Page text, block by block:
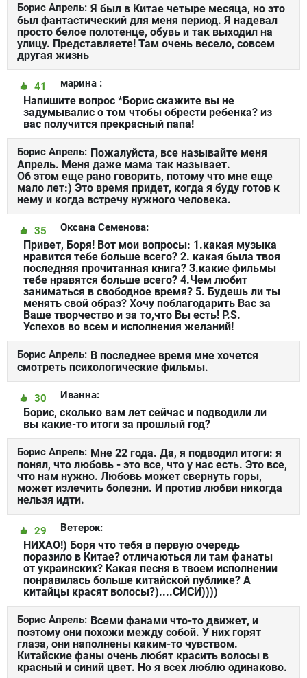
Борис Апрель: Я был в Китае четыре месяца, но это
был фантастический для меня период. Я надевал
просто белое полотенце, обувь и так выходил на
улицу. Представляете! Там очень весело, совсем
другая жизнь
марина :
41
Напишите вопрос *Борис скажите вы не
задумывалис о том чтобы обрести ребенка? из
вас получится прекрасный папа!
Борис Апрель: Пожалуйста, все называйте меня
Апрель. Меня даже мама так называет.
Об этом еще рано говорить, потому что мне еще
мало лет:) Это время придет, когда я буду готов к
нему и когда встречу нужного человека.
Оксана Семенова:
35
Привет, Боря! Вот мои вопросы: 1.какая музыка
нравится тебе больше всего? 2. какая была твоя
последняя прочитанная книга? 3.какие фильмы
тебе нравятся больше всего? 4.Чем любит
заниматься в свободное время? 5. Будешь ли ты
менять свой образ? Хочу поблагодарить Вас за
Ваше творчество и за то,что Вы есть! P.S.
Успехов во всем и исполнения желаний!
Борис Апрель: В последнее время мне хочется
смотреть психологические фильмы.
Иванна:
30
Борис, сколько вам лет сейчас и подводили ли
вы какие-то итоги за прошлый год?
Борис Апрель: Мне 22 года. Да, я подводил итоги: я
понял, что любовь - это все, что у нас есть. Это все,
что нам нужно. Любовь может свернуть горы,
может излечить болезни. И против любви никогда
нельзя идти.
Ветерок:
29
НИХАО!) Боря что тебя в первую очередь
поразило в Китае? отличаються ли там фанаты
от украинских? Какая песня в твоем исполнении
понравилась больше китайской публике? А
китайцы красят волосы?)....СИСИ))))
Борис Апрель: Всеми фанами что-то движет, и
поэтому они похожи между собой. У них горят
глаза, они наполнены каким-то чувством.
Китайские фаны очень любят красить волосы в
красный и синий цвет. Но я всех люблю одинаково.